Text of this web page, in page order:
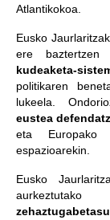
Atlantikokoa.
Eusko
ere baztertzen
kudeaketa-
politikaren
lukeela.
eustea
eta Europako
espazioarekin.
Eusko